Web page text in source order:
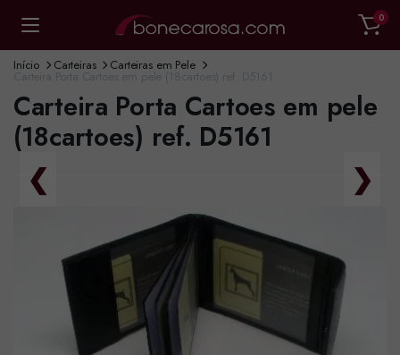
0
Início Carteiras Carteiras em Pele
Carteira Porta Cartoes em pele
(18cartoes) ref. D5161
❮ ❯